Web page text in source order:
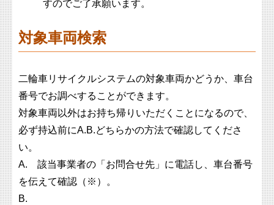
すのでご了承願います。
対象車両検索
二輪車リサイクルシステムの対象車両かどうか、車台
番号でお調べすることができます。
対象車両以外はお持ち帰りいただくことになるので、
必ず持込前にA.B.どちらかの方法で確認してくださ
い。
A. 該当事業者の「お問合せ先」に電話し、車台番号
を伝えて確認（※）。
B.